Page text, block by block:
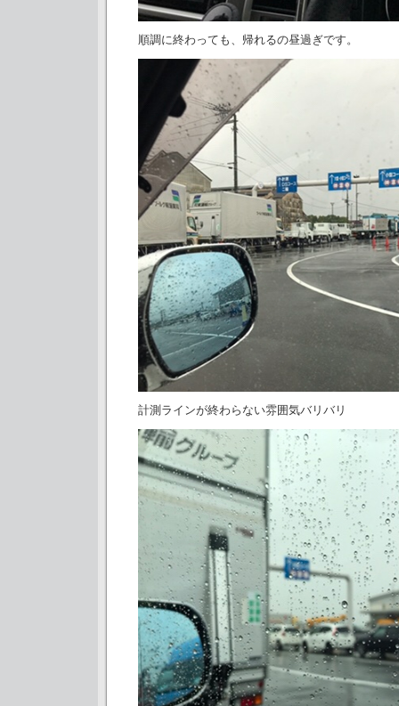
順調に終わっても、帰れるの昼過ぎです。
計測ラインが終わらない雰囲気バリバリ